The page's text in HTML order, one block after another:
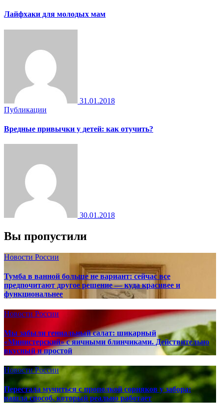
Лайфхаки для молодых мам
31.01.2018
Публикации
Вредные привычки у детей: как отучить?
30.01.2018
Вы пропустили
Новости России
Тумба в ванной больше не вариант: сейчас все
предпочитают другое решение — куда красивее и
функциональнее
Новости России
Мы забыли гениальный салат: шикарный
«Министерский» с яичными блинчиками. Действительно
вкусный и простой
Новости России
Перестала мучиться с прополкой сорняков у забора:
нашла способ, который реально работает